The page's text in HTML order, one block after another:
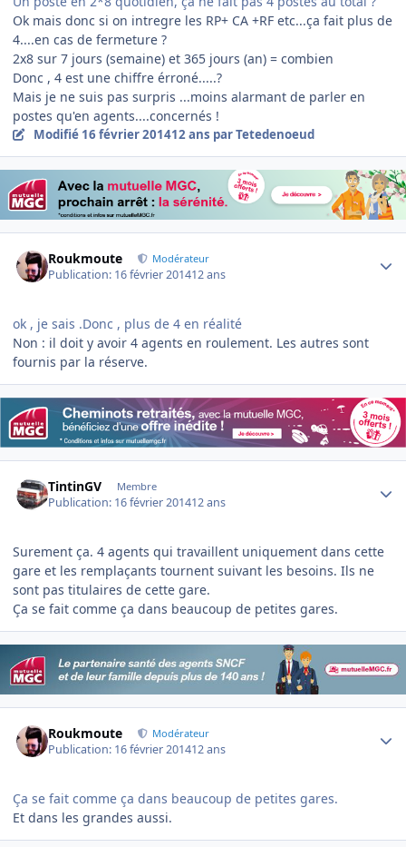
Ok mais donc si on intregre les RP+ CA +RF etc...ça fait plus de
4....en cas de fermeture ?
2x8 sur 7 jours (semaine) et 365 jours (an) = combien
Donc , 4 est une chiffre érroné.....?
Mais je ne suis pas surpris ...moins alarmant de parler en
postes qu'en agents....concernés !
Modifié 16 février 201412 ans par Tetedenoeud
Roukmoute Modérateur
Publication: 16 février 201412 ans
ok , je sais .Donc , plus de 4 en réalité
Non : il doit y avoir 4 agents en roulement. Les autres sont
fournis par la réserve.
TintinGV Membre
Publication: 16 février 201412 ans
Surement ça. 4 agents qui travaillent uniquement dans cette
gare et les remplaçants tournent suivant les besoins. Ils ne
sont pas titulaires de cette gare.
Ça se fait comme ça dans beaucoup de petites gares.
Roukmoute Modérateur
Publication: 16 février 201412 ans
Ça se fait comme ça dans beaucoup de petites gares.
Et dans les grandes aussi.